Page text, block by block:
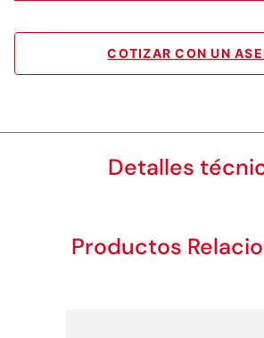
COTIZAR CON UN
Detalles
Productos